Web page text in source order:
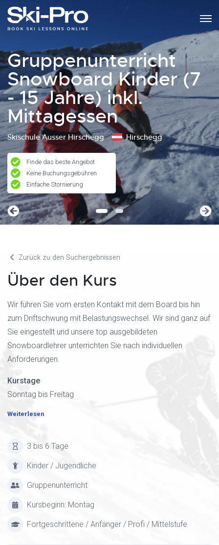
Gruppenunterricht
Snowboard Kinder (7
- 15 Jahre) inkl.
Mittagessen
Skischule Ausser Hirschegg Hirschegg
Finde das beste Angebot
Keine Buchungsgebühren
Einfache Stornierung
Zurück zu den Suchergebnissen
Über den Kurs
Wir führen Sie vom ersten Kontakt mit dem Board bis hin
zum Driftschwung mit Belastungswechsel. Wir sind ganz auf
Sie eingestellt und unsere top ausgebildeten
Snowboardlehrer unterrichten Sie nach individuellen
Anforderungen.
Kurstage
Sonntag bis Freitag
Weiterlesen
3 bis 6 Tage
Kinder / Jugendliche
Gruppenunterricht
Kursbeginn: Montag
Fortgeschrittene / Anfänger / Profi / Mittelstufe